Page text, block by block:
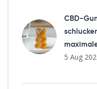
CBD-
5 Aug